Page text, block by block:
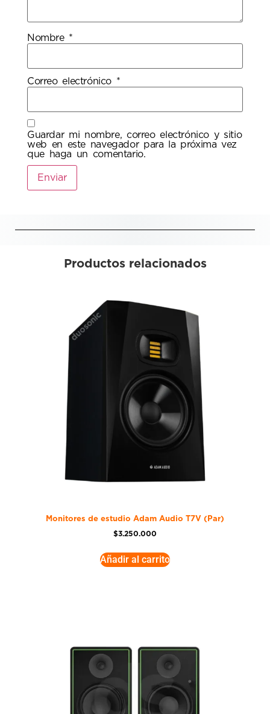
Nombre *
Correo electrónico *
Guardar mi nombre, correo electrónico y sitio
web en este navegador para la próxima vez
que haga un comentario.
Productos relacionados
Monitores de estudio Adam Audio T7V (Par)
$3.250.000
Añadir al carrito